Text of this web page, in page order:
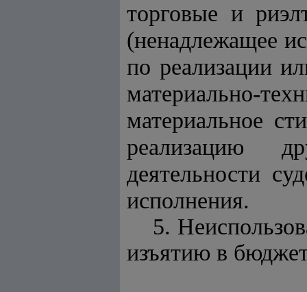
торговые и
(ненадлежащее
по реализации
материально-
материальное
реализацию
деятельности
исполнения.
5.
изъятию в